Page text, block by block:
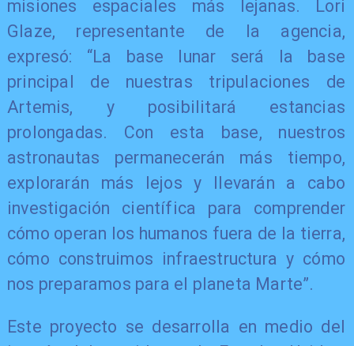
misiones espaciales más lejanas. Lori
Glaze, representante de la agencia,
expresó: “La base lunar será la base
principal de nuestras tripulaciones de
Artemis, y posibilitará estancias
prolongadas. Con esta base, nuestros
astronautas permanecerán más tiempo,
explorarán más lejos y llevarán a cabo
investigación científica para comprender
cómo operan los humanos fuera de la tierra,
cómo construimos infraestructura y cómo
nos preparamos para el planeta Marte”.
Este proyecto se desarrolla en medio del